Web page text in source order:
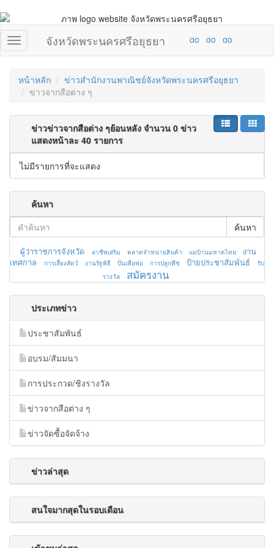
จังหวัดพระนครศรีอยุธยา
หน้าหลัก
ข่าวสำนักงานพาณิชย์จังหวัดพระนครศรีอยุธยา
ข่าวจากสือต่าง ๆ
ข่าวข่าวจากสือต่าง ๆย้อนหลัง จำนวน 0 ข่าว
แสดงหน้าละ 40 รายการ
ไม่มีรายการที่จะแสดง
ค้นหา
ค้นหา
ผู้ว่าราชการจังหวัด อาชีพเสริม ตลาดจำหน่ายสินค้า แม่บ้านมหาดไทย
งาน
เทศกาล
การเลี้ยงสัตว์ งานรัฐพิธี ปั่นเพื่อพ่อ การปลูกพืช ป้ายประชาสัมพันธ์
รับ
รางวัล
สมัครงาน
ประเภทข่าว
ประชาสัมพันธ์
อบรม/สัมมนา
การประกวด/ชิงรางวัล
ข่าวจากสือต่าง ๆ
ข่าวจัดซื้อจัดจ้าง
ข่าวล่าสุด
สนใจมากสุดในรอบเดือน